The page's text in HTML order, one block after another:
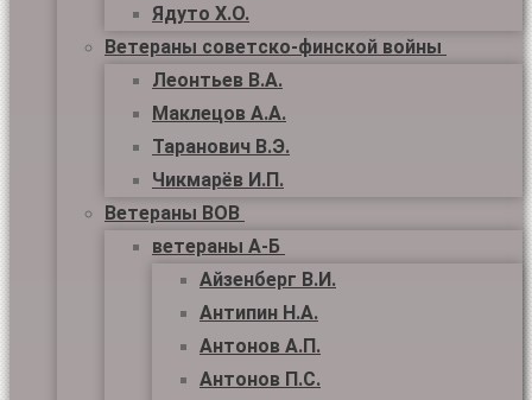
Ядуто Х.О.
Ветераны советско-финской войны
Леонтьев В.А.
Маклецов А.А.
Таранович В.Э.
Чикмарёв И.П.
Ветераны ВОВ
ветераны А-Б
Айзенберг В.И.
Антипин Н.А.
Антонов А.П.
Антонов П.С.